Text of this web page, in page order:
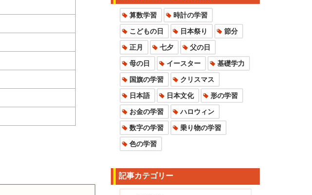
算数学習 時計の学習
こどもの日 日本祭り 節分
正月 七夕 父の日
母の日 イースター 基礎学力
国旗の学習 クリスマス
日本語 日本文化 形の学習
お金の学習 ハロウィン
数字の学習 乗り物の学習
色の学習
記事カテゴリー